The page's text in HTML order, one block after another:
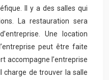
Il y a des salles qui
La restauration sera
Une location
peut être faite
accompagne l’entreprise
charge de trouver la salle